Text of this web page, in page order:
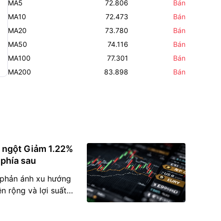
MA5 72.806
Bán
MA10
72.473
Bán
MA20
73.780
Bán
MA50
74.116
Bán
MA100
77.301
Bán
MA200
83.898 Bán
Giảm 1.22%
sau
ánh xu hướng
rộng và lợi suất
tăng. • Các chỉ số